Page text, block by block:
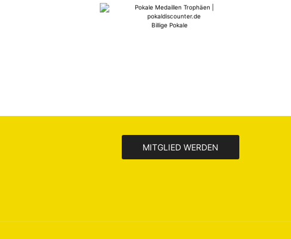
Billige Pokale
MITGLIED WERDEN